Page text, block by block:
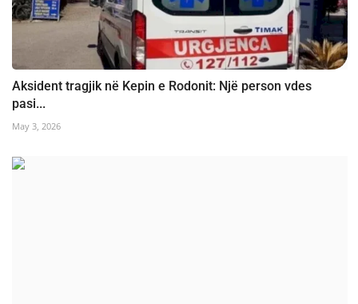
Aksident tragjik në Kepin e Rodonit: Një person vdes
pasi...
May 3, 2026